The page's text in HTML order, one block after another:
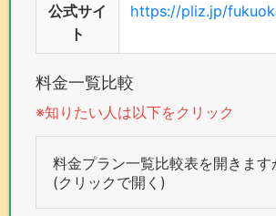
公式サイ
ト
https://pliz.jp/
料金一覧比較
※知りたい人は以下をクリック
料金プラン一覧比較表を開きます
(クリックで開く)